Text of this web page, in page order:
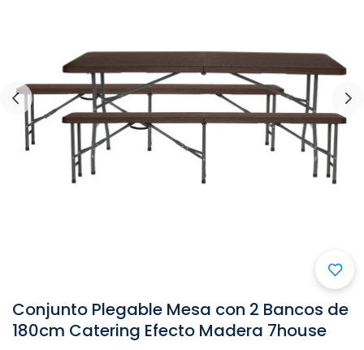
Conjunto Plegable Mesa con 2 Bancos de
180cm Catering Efecto Madera 7house